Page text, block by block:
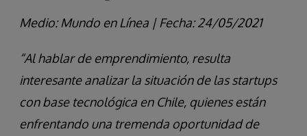
Medio:Mundo en Línea | Fecha: 24/05/2021
“Al hablar de emprendimiento, resulta
interesante analizar la situación de las startups
con base tecnológica en Chile, quienes están
enfrentando una tremenda oportunidad de